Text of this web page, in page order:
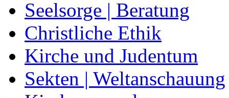
Seelsorge | Beratung
Christliche Ethik
Kirche und Judentum
Sekten | Weltanschauung